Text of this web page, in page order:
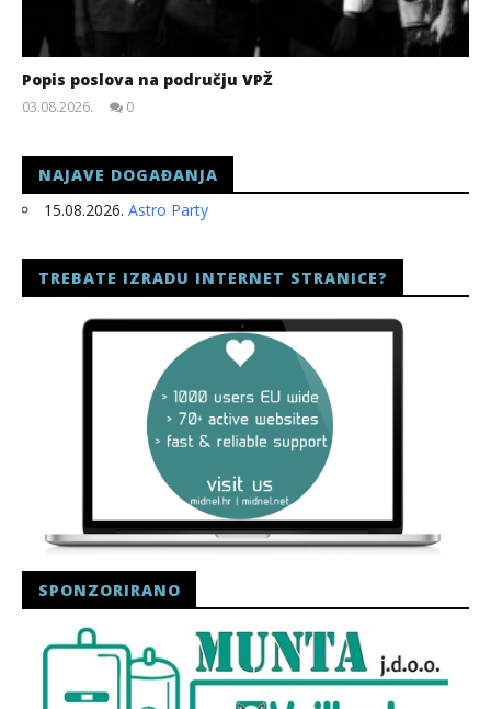
Popis poslova na području VPŽ
03.08.2026.
0
NAJAVE DOGAĐANJA
15.08.2026. Astro Party
TREBATE IZRADU INTERNET STRANICE?
SPONZORIRANO